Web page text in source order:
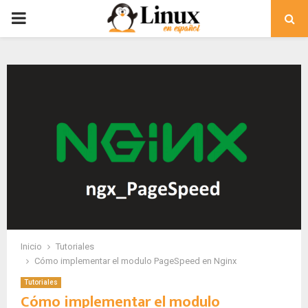
PRIMARY
Inicio
Tutoriales
Cómo implementar el modulo PageSpeed en Nginx
Tutoriales
Cómo implementar el modulo